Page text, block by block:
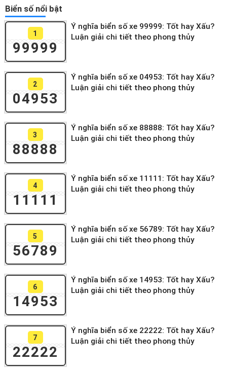
Biển số nổi bật
1
99999
Ý nghĩa biển số xe 99999: Tốt hay Xấu?
Luận giải chi tiết theo phong thủy
2
04953
Ý nghĩa biển số xe 04953: Tốt hay Xấu?
Luận giải chi tiết theo phong thủy
3
88888
Ý nghĩa biển số xe 88888: Tốt hay Xấu?
Luận giải chi tiết theo phong thủy
4
11111
Ý nghĩa biển số xe 11111: Tốt hay Xấu?
Luận giải chi tiết theo phong thủy
5
56789
Ý nghĩa biển số xe 56789: Tốt hay Xấu?
Luận giải chi tiết theo phong thủy
6
14953
Ý nghĩa biển số xe 14953: Tốt hay Xấu?
Luận giải chi tiết theo phong thủy
7
22222
Ý nghĩa biển số xe 22222: Tốt hay Xấu?
Luận giải chi tiết theo phong thủy